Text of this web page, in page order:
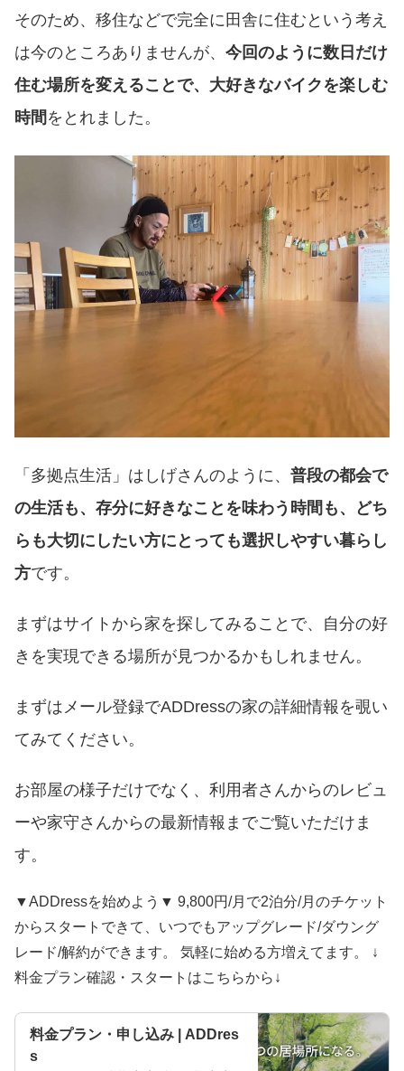
そのため、移住などで完全に田舎に住むという考え
は今のところありませんが、 今回のように数日だけ
住む場所を変えることで、大好きなバイクを楽しむ
時間 をとれました。
「多拠点生活」はしげさんのように、 普段の都会で
の生活も、存分に好きなことを味わう時間も、どち
らも大切にしたい方にとっても選択しやすい暮らし
方です。
まずはサイトから家を探してみることで、自分の好
きを実現できる場所が見つかるかもしれません。
まずはメール登録でADDressの家の詳細情報を覗い
てみてください。
お部屋の様子だけでなく、利用者さんからのレビュ
ーや家守さんからの最新情報までご覧いただけま
す。
▼ADDressを始めよう▼ 9,800円/月で2泊分/月のチケット
からスタートできて、いつでもアップグレード/ダウング
レード/解約ができます。 気軽に始める方増えてます。 ↓
料金プラン確認・スタートはこちらから↓
料金プラン・申し込み | ADDres
s